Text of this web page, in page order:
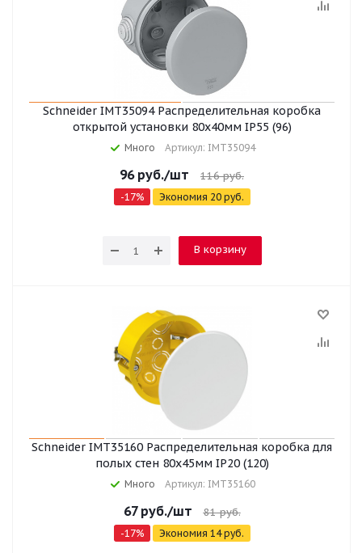
Schneider IMT35094 Распределительная коробка
открытой установки 80x40мм IP55 (96)
Много Артикул: IMT35094
96руб./шт 116руб.
-17% Экономия 20руб.
В корзину
Schneider IMT35160 Распределительная коробка для
полых стен 80x45мм IP20 (120)
Много Артикул: IMT35160
67руб./шт 81руб.
-17% Экономия 14руб.